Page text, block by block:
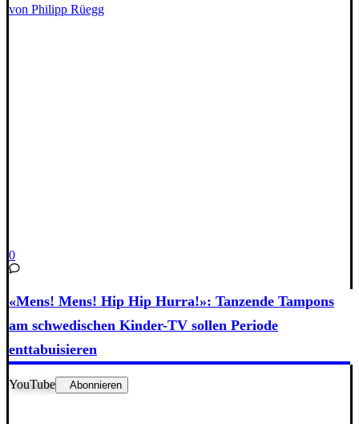
von Philipp Rüegg
0
«Mens! Mens! Hip Hip Hurra!»: Tanzende Tampons
am schwedischen Kinder-TV sollen Periode
enttabuisieren
YouTube Abonnieren